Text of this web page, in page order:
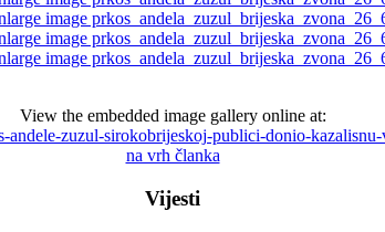
View the embedded image gallery online at:
zuzul-sirokobrijeskoj-publici-donio-
na vrh članka
Vijesti